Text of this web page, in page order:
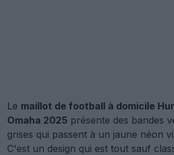
Le maillot de football à domicile
Omaha 2025 présente des bandes
grises qui passent à un jaune néon
C'est un design qui est tout sauf